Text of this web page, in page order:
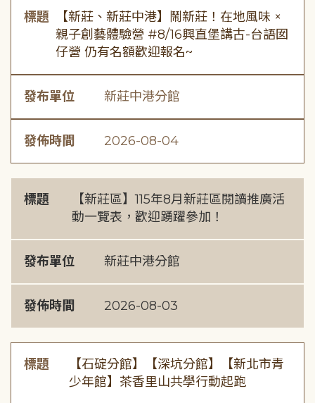
標題
【新莊、新莊中港】鬧新莊！在地風味 ×
親子創藝體驗營 #8/16興直堡講古-台語囡
仔營 仍有名額歡迎報名~
發布單位 新莊中港分館
發佈時間 2026-08-04
標題
【新莊區】115年8月新莊區閱讀推廣活
動一覽表，歡迎踴躍參加！
發布單位 新莊中港分館
發佈時間 2026-08-03
標題
【石碇分館】【深坑分館】【新北市青
少年館】茶香里山共學行動起跑